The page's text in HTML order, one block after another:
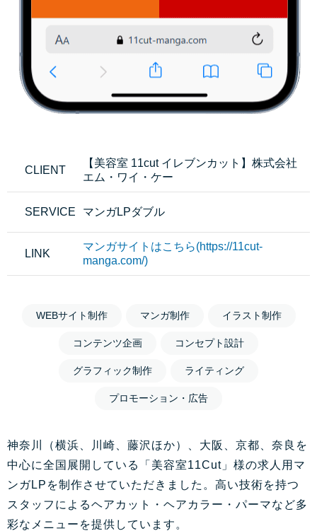
CLIENT
【美容室 11cut イレブンカット】株式会社
エム・ワイ・ケー
SERVICE マンガLPダブル
LINK
マンガサイトはこちら(https://11cut-
manga.com/)
WEBサイト制作 マンガ制作 イラスト制作
コンテンツ企画 コンセプト設計
グラフィック制作 ライティング
プロモーション・広告
神奈川（横浜、川崎、藤沢ほか）、大阪、京都、奈良を
中心に全国展開している「美容室11Cut」様の求人用マ
ンガLPを制作させていただきました。高い技術を持つ
スタッフによるヘアカット・ヘアカラー・パーマなど多
彩なメニューを提供しています。